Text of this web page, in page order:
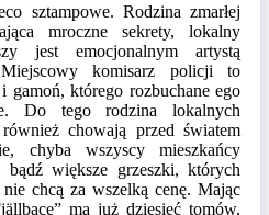
sztampowe. Rodzina zmarłej
mroczne sekrety, lokalny
jest emocjonalnym artystą
komisarz policji to
gamoń, którego rozbuchane ego
Do tego rodzina lokalnych
chowają przed światem
chyba wszyscy mieszkańcy
bądź większe grzeszki, których
chcą za wszelką cenę. Mając
ma już dziesięć tomów,